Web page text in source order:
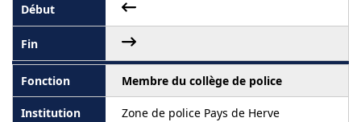
Membre du collège de police
Zone de police Pays de Herve